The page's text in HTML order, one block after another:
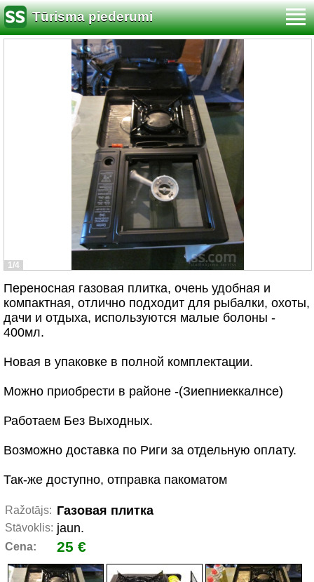
Tūrisma piederumi
1/4
Переносная газовая плитка, очень удобная и
компактная, отлично подходит для рыбалки, охоты,
дачи и отдыха, используются малые болоны -
400мл.
Новая в упаковке в полной комплектации.
Можно приобрести в районе -(Зиепниеккалнсе)
Работаем Без Выходных.
Возможно доставка по Риги за отдельную оплату.
Так-же доступно, отправка пакоматом
Ražotājs: Газовая плитка
Stāvoklis: jaun.
Cena: 25 €